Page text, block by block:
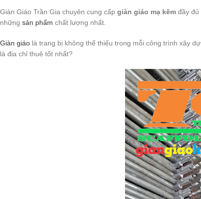
Giàn Giáo Trần Gia chuyên cung cấp giàn giáo mạ kẽm đầy đủ
những sản phẩm chất lượng nhất.
Giàn giáo là trang bị không thể thiếu trong mỗi công trình xây
là địa chỉ thuê tốt nhất?